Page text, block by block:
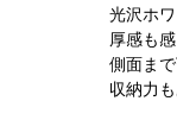
光沢ホ
厚感も
側面ま
収納力